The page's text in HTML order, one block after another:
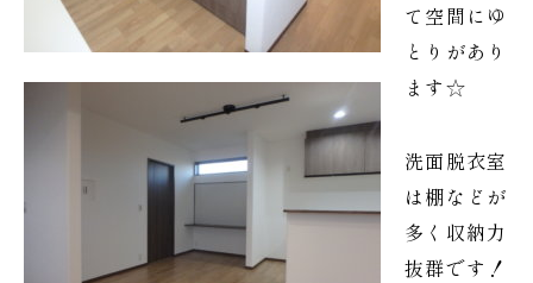
て空間にゆ
とりがあり
ます☆
洗面脱衣室
は棚などが
多く収納力
抜群です！